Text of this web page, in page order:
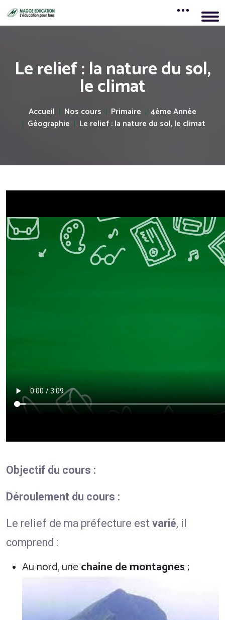
Le relief : la nature du sol,
le climat
Accueil Nos cours Primaire
4ème Année
Géographie
Le relief : la nature du sol, le climat
Objectif du cours :
Déroulement du cours :
Le relief de ma préfecture est varié, il
comprend :
Au nord, une chaine de montagnes ;